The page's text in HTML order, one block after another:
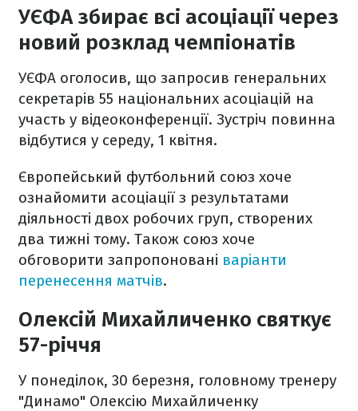
УЄФА збирає всі асоціації через
новий розклад чемпіонатів
УЄФА оголосив, що запросив генеральних
секретарів 55 національних асоціацій на
участь у відеоконференції. Зустріч повинна
відбутися у середу, 1 квітня.
Європейський футбольний союз хоче
ознайомити асоціації з результатами
діяльності двох робочих груп, створених
два тижні тому. Також союз хоче
обговорити запропоновані варіанти
перенесення матчів.
Олексій Михайличенко святкує
57-річчя
У понеділок, 30 березня, головному тренеру
"Динамо" Олексію Михайличенку